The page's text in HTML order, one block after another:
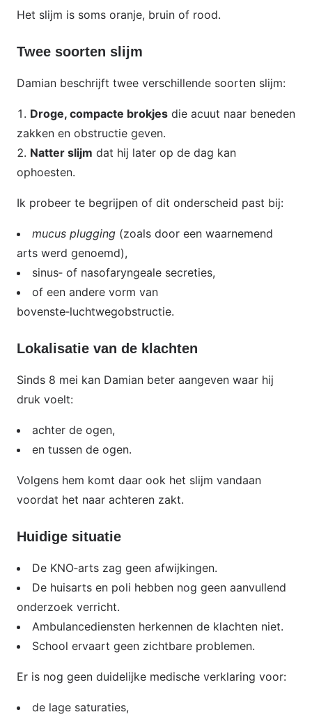
Het slijm is soms oranje, bruin of rood.
Twee soorten slijm
Damian beschrijft twee verschillende soorten slijm:
Droge, compacte brokjes die acuut naar beneden
zakken en obstructie geven.
Natter slijm dat hij later op de dag kan
ophoesten.
Ik probeer te begrijpen of dit onderscheid past bij:
mucus plugging (zoals door een waarnemend
arts werd genoemd),
sinus‑ of nasofaryngeale secreties,
of een andere vorm van
bovenste‑luchtwegobstructie.
Lokalisatie van de klachten
Sinds 8 mei kan Damian beter aangeven waar hij
druk voelt:
achter de ogen,
en tussen de ogen.
Volgens hem komt daar ook het slijm vandaan
voordat het naar achteren zakt.
Huidige situatie
De KNO‑arts zag geen afwijkingen.
De huisarts en poli hebben nog geen aanvullend
onderzoek verricht.
Ambulancediensten herkennen de klachten niet.
School ervaart geen zichtbare problemen.
Er is nog geen duidelijke medische verklaring voor:
de lage saturaties,